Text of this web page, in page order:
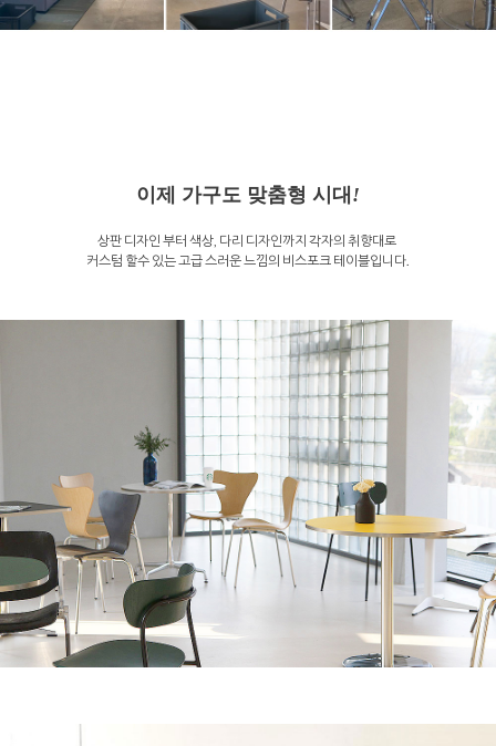
이제 가구도 맞춤형 시대 !
상판 디자인 부터 색상, 다리 디자인까지 각자의 취향대로
커스텀 할수 있는 고급 스러운 느낌의 비스포크 테이블입니다.